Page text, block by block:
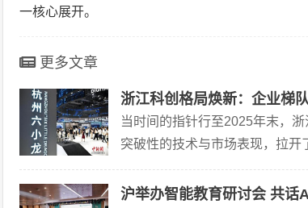
一核心展开。
更多文章
浙江科创格局焕新：企业梯
当时间的指针行至2025年末，
突破性的技术与市场表现，拉
为主角的发展新篇章已然开启。
沪举办智能教育研讨会 共话